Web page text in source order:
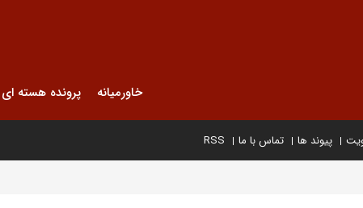
خاورمیانه پرونده هسته ای
پیوند ها تماس با ما RSS